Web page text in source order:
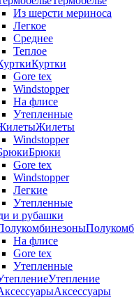
Из шерсти мериноса
Легкое
Среднее
Теплое
Куртки
Gore tex
Windstopper
На флисе
Утепленные
Жилеты
Windstopper
Брюки
Gore tex
Windstopper
Легкие
Утепленные
и рубашки
На флисе
Gore tex
Утепленные
Утепление
Аксессуары